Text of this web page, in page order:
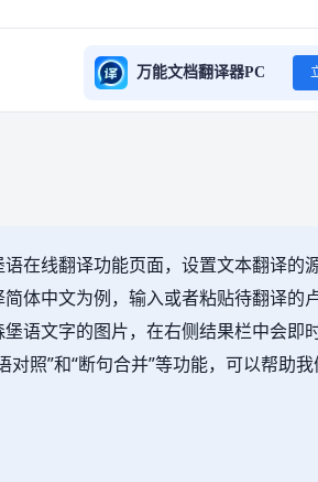
万能文档翻译器PC
在线翻译功能页面，设置文本翻译的
体中文为例，输入或者粘贴待翻译的
语文字的图片，在右侧结果栏中会即
对照”和“断句合并”等功能，可以帮助